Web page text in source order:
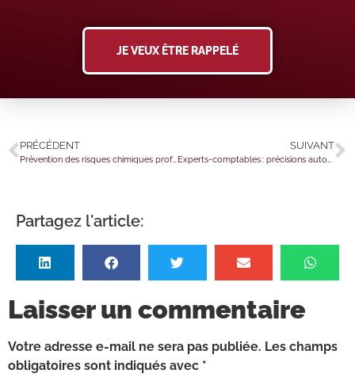
JE VEUX ÊTRE RAPPELÉ
PRÉCÉDENT
Prévention des risques chimiques professionnels : des nouveautés !
SUIVANT
Experts-comptables : précisions autour de la SPFPL
Partagez l'article:
Laisser un commentaire
Votre adresse e-mail ne sera pas publiée. Les champs
obligatoires sont indiqués avec *